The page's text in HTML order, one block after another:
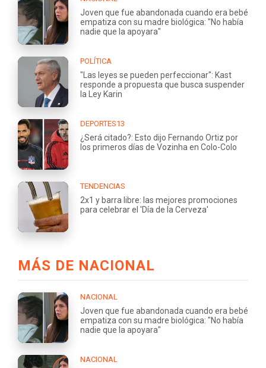
Joven que fue abandonada cuando era bebé
empatiza con su madre biológica: "No había
nadie que la apoyara"
POLÍTICA
"Las leyes se pueden perfeccionar": Kast
responde a propuesta que busca suspender
la Ley Karin
DEPORTES13
¿Será citado?: Esto dijo Fernando Ortiz por
los primeros días de Vozinha en Colo-Colo
TENDENCIAS
2x1 y barra libre: las mejores promociones
para celebrar el 'Día de la Cerveza'
MÁS DE NACIONAL
NACIONAL
Joven que fue abandonada cuando era bebé
empatiza con su madre biológica: "No había
nadie que la apoyara"
NACIONAL